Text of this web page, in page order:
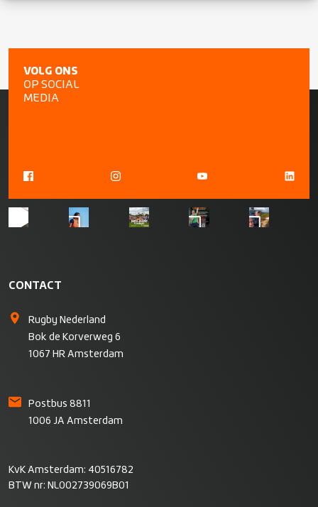
VOLG ONS
OP SOCIAL
MEDIA
CONTACT
Rugby Nederland
Bok de Korverweg 6
1067 HR Amsterdam
Postbus 8811
1006 JA Amsterdam
KvK Amsterdam: 40516782
BTW nr: NL002739069B01